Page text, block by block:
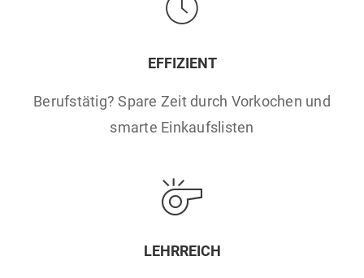
EFFIZIENT
Berufstätig? Spare Zeit durch Vorkochen und
smarte Einkaufslisten
LEHRREICH